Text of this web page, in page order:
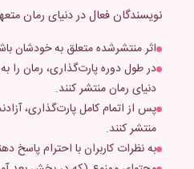
نویسندگان فعال در دنیای رمان
اثر منتشرشده متعلق به خودشان
در طول دوره پارت‌گذاری، رمان را
دنیای رمان منتشر کنند.
پس از اتمام کامل پارت‌گذاری،
منتشر کنند.
به نظرات کاربران با احترام پاسخ